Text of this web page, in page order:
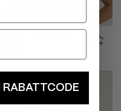
RABATTCODE